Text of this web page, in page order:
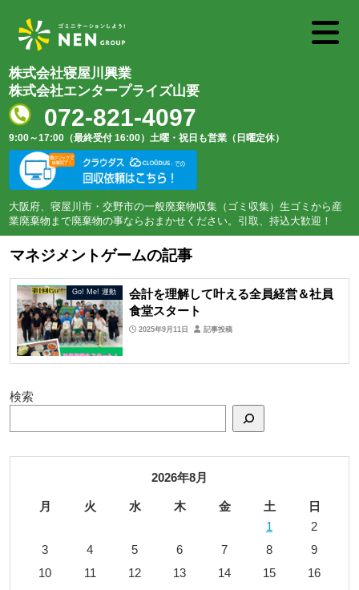
株式会社寝屋川興業
株式会社エンタープライズ山要
072-821-4097
9:00～17:00（最終受付 16:00） 土曜・祝日も営業（日曜定休）
大阪府、寝屋川市・交野市の一般廃棄物収集（ゴミ収集）生ゴミから産
業廃棄物まで廃棄物の事ならおまかせください。引取、持込大歓迎！
マネジメントゲームの記事
Go! Me! 運動
会計を理解して叶える全員経営＆社員
食堂スタート
2025年9月11日 記事投稿
検索
2026年8月
月 火 水 木 金 土
日
1
2
3
4 5 6 7 8
9
10
11 12 13 14 15
16